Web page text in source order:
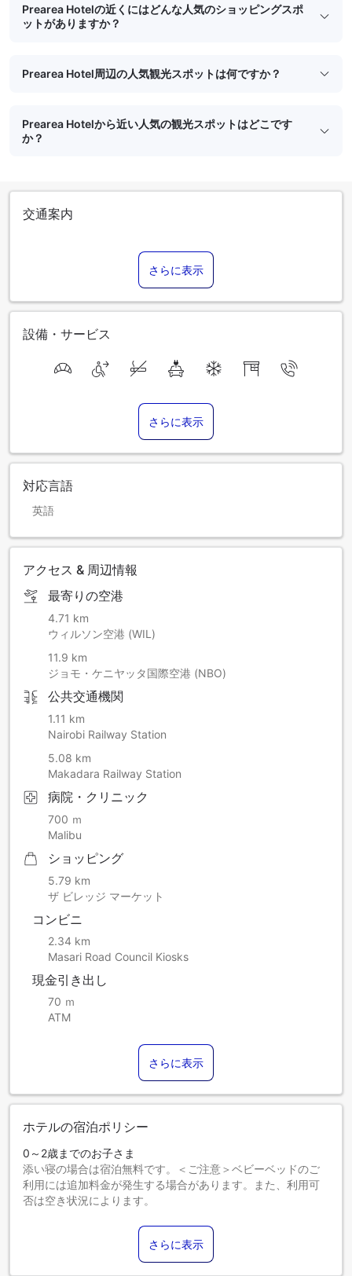
Prearea Hotelの近くにはどんな人気のショッピングスポ
ットがありますか？
Prearea Hotel周辺の人気観光スポットは何ですか？
Prearea Hotelから近い人気の観光スポットはどこです
か？
交通案内
さらに表示
設備・サービス
さらに表示
対応言語
英語
アクセス & 周辺情報
最寄りの空港
4.71 km
ウィルソン空港 (WIL)
11.9 km
ジョモ・ケニヤッタ国際空港 (NBO)
公共交通機関
1.11 km
Nairobi Railway Station
5.08 km
Makadara Railway Station
病院・クリニック
700 ｍ
Malibu
ショッピング
5.79 km
ザ ビレッジ マーケット
コンビニ
2.34 km
Masari Road Council Kiosks
現金引き出し
70 ｍ
ATM
さらに表示
ホテルの宿泊ポリシー
0～2歳までのお子さま
添い寝の場合は宿泊無料です。＜ご注意＞ベビーベッドのご
利用には追加料金が発生する場合があります。また、利用可
否は空き状況によります。
添い寝の場合は宿泊無料です。
13歳以上のゲストは大人とみなされます。
エキストラベッドの追加可否は、お部屋タイプにより異なり
さらに表示